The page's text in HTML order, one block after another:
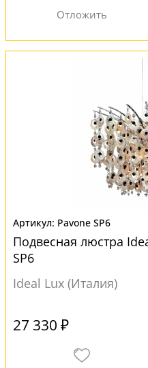
Pavone SP6
Подвесная люстра
SP6
Ideal Lux (Италия)
27 330 ₽